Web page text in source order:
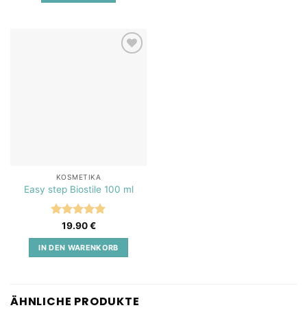
KOSMETIKA
Easy step Biostile 100 ml
Bewertet
mit5von
5
19.90€
IN DEN WARENKORB
ÄHNLICHE PRODUKTE